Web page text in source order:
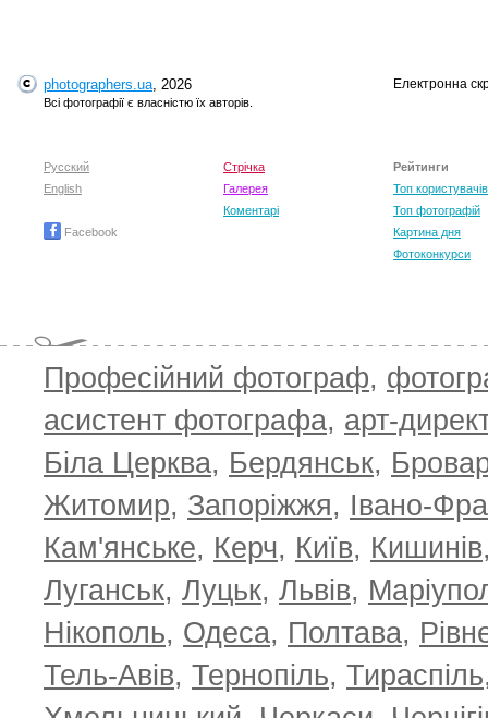
photographers.ua, 2026
Всі фотографії є власністю їх авторів.
Електронна
Русский
English
Facebook
Стрічка
Галерея
Коментарі
Рейтинги
Топ користувачів
Топ фотографій
Картина дня
Фотоконкурси
Професійний фотограф,
асистент фотографа, арт-
Біла Церква, Бердянськ,
Житомир, Запоріжжя, Івано-
Кам'янське, Керч, Київ, Кишинів
Луганськ, Луцьк, Львів,
Нікополь, Одеса, Полтава,
Тель-Авів, Тернопіль, Тираспіль